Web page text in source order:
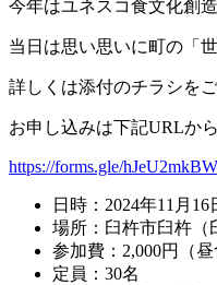
今年はユネスコ食文化創
当日は思い思いに町の「
詳しくは添付のチラシを
お申し込みは下記URLか
https://forms.gle/
日時：2024年11月
場所：臼杵市臼杵（
参加費：2,000円（昼
定員：30名